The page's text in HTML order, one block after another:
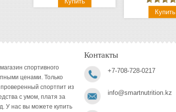
спортивного
ценами. Только
спортпит из
с умом, платя за
У нас вы можете купить
Контакты
+7-708-728-0217
info@smartnutrition.kz